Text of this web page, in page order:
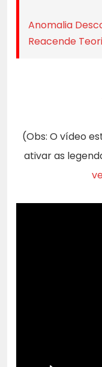
Anomalia
Reacende
(Obs: O vídeo
ativar as